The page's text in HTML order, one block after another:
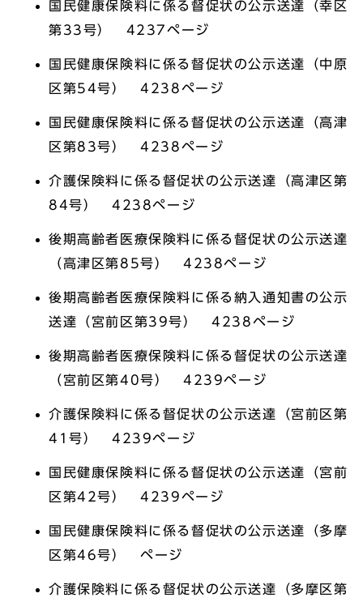
国民健康保険料に係る督促状の公示送達（幸区
第33号） 4237ページ
国民健康保険料に係る督促状の公示送達（中原
区第54号） 4238ページ
国民健康保険料に係る督促状の公示送達（高津
区第83号） 4238ページ
介護保険料に係る督促状の公示送達（高津区第
84号） 4238ページ
後期高齢者医療保険料に係る督促状の公示送達
（高津区第85号） 4238ページ
後期高齢者医療保険料に係る納入通知書の公示
送達（宮前区第39号） 4238ページ
後期高齢者医療保険料に係る督促状の公示送達
（宮前区第40号） 4239ページ
介護保険料に係る督促状の公示送達（宮前区第
41号） 4239ページ
国民健康保険料に係る督促状の公示送達（宮前
区第42号） 4239ページ
国民健康保険料に係る督促状の公示送達（多摩
区第46号） ページ
介護保険料に係る督促状の公示送達（多摩区第